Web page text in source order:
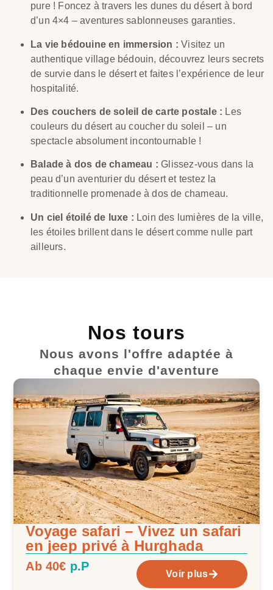
pure ! Foncez à travers les dunes du désert à bord
d’un 4×4 – aventures sablonneuses garanties.
La vie bédouine en immersion : Visitez un
authentique village bédouin, découvrez leurs secrets
de survie dans le désert et faites l’expérience de leur
hospitalité.
Des couchers de soleil de carte postale : Les
couleurs du désert au coucher du soleil – un
spectacle absolument incontournable !
Balade à dos de chameau : Glissez-vous dans la
peau d’un aventurier du désert et testez la
traditionnelle promenade à dos de chameau.
Un ciel étoilé de luxe : Loin des lumières de la ville,
les étoiles brillent dans le désert comme nulle part
ailleurs.
Nos tours
Nous avons l'offre adaptée à
chaque envie d'aventure
Voyage safari – Vivez un safari
en jeep privé à Hurghada
Ab 40€ p.P
Voir plus